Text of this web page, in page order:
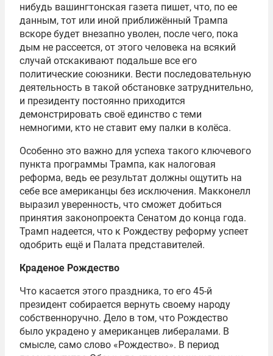
нибудь вашингтонская газета пишет, что, по ее
данным, тот или иной приближённый Трампа
вскоре будет внезапно уволен, после чего, пока
дым не рассеется, от этого человека на всякий
случай отскакивают подальше все его
политические союзники. Вести последовательную
деятельность в такой обстановке затруднительно,
и президенту постоянно приходится
демонстрировать своё единство с теми
немногими, кто не ставит ему палки в колёса.
Особенно это важно для успеха такого ключевого
пункта программы Трампа, как налоговая
реформа, ведь ее результат должны ощутить на
себе все американцы без исключения. Макконелл
выразил уверенность, что сможет добиться
принятия законопроекта Сенатом до конца года.
Трамп надеется, что к Рождеству реформу успеет
одобрить ещё и Палата представителей.
Краденое Рождество
Что касается этого праздника, то его 45-й
президент собирается вернуть своему народу
собственноручно. Дело в том, что Рождество
было украдено у американцев либералами. В
смысле, само слово «Рождество». В период